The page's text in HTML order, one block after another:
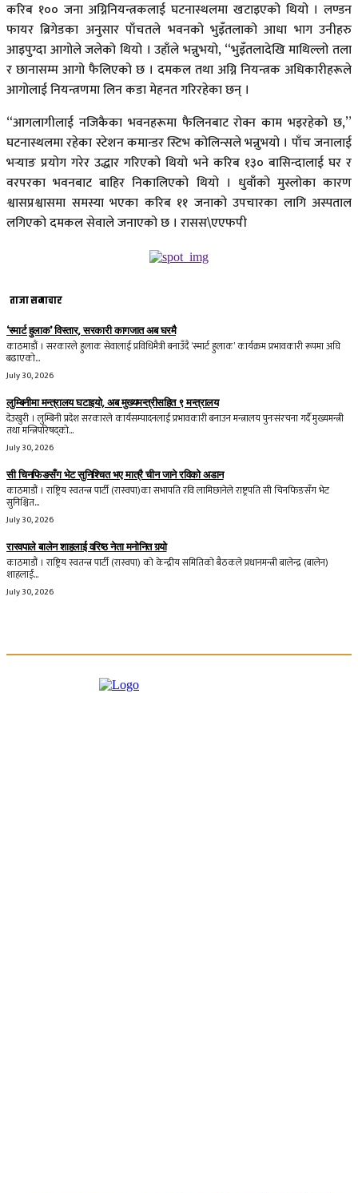
करिब १०० जना अग्निनियन्त्रकलाई घटनास्थलमा खटाइएको थियो । लण्डन
फायर ब्रिगेडका अनुसार पाँचतले भवनको भुइँतलाको आधा भाग उनीहरु
आइपुग्दा आगोले जलेको थियो । उहाँले भन्नुभयो, “भुइँतलादेखि माथिल्लो तला
र छानासम्म आगो फैलिएको छ । दमकल तथा अग्नि नियन्त्रक अधिकारीहरूले
आगोलाई नियन्त्रणमा लिन कडा मेहनत गरिरहेका छन् ।
“आगलागीलाई नजिकैका भवनहरूमा फैलिनबाट रोक्न काम भइरहेको छ,”
घटनास्थलमा रहेका स्टेशन कमान्डर स्टिभ कोलिन्सले भन्नुभयो । पाँच जनालाई
भर्‍याङ प्रयोग गरेर उद्धार गरिएको थियो भने करिब १३० बासिन्दालाई घर र
वरपरका भवनबाट बाहिर निकालिएको थियो । धुवाँको मुस्लोका कारण
श्वासप्रश्वासमा समस्या भएका करिब ११ जनाको उपचारका लागि अस्पताल
लगिएको दमकल सेवाले जनाएको छ । रासस\एएफपी
ताजा समाचार
‘स्मार्ट हुलाक’ विस्तार, सरकारी कागजात अब घरमै
काठमाडौं । सरकारले हुलाक सेवालाई प्रविधिमैत्री बनाउँदै ‘स्मार्ट हुलाक’ कार्यक्रम प्रभावकारी रूपमा अघि
बढाएको...
July 30, 2026
लुम्बिनीमा मन्त्रालय घटाइयो, अब मुख्यमन्त्रीसहित ९ मन्त्रालय
देउखुरी । लुम्बिनी प्रदेश सरकारले कार्यसम्पादनलाई प्रभावकारी बनाउन मन्त्रालय पुनःसंरचना गर्दै मुख्यमन्त्री
तथा मन्त्रिपरिषद्को...
July 30, 2026
सी चिनफिङसँग भेट सुनिश्चित भए मात्रै चीन जाने रविको अडान
काठमाडौं । राष्ट्रिय स्वतन्त्र पार्टी (रास्वपा)का सभापति रवि लामिछानेले राष्ट्रपति सी चिनफिङसँग भेट
सुनिश्चित...
July 30, 2026
रास्वपाले बालेन शाहलाई वरिष्ठ नेता मनोनित गर्‍यो
काठमाडौं । राष्ट्रिय स्वतन्त्र पार्टी (रास्वपा) को केन्द्रीय समितिको बैठकले प्रधानमन्त्री बालेन्द्र (बालेन)
शाहलाई...
July 30, 2026